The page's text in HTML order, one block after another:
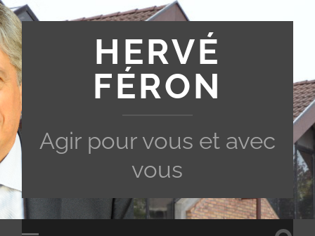
HERVÉ
FÉRON
Agir pour vous et avec
vous